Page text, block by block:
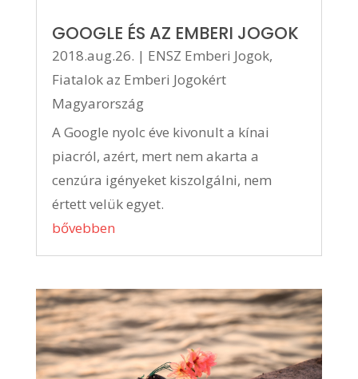
GOOGLE ÉS AZ EMBERI JOGOK
2018.aug.26. | ENSZ Emberi Jogok,
Fiatalok az Emberi Jogokért
Magyarország
A Google nyolc éve kivonult a kínai
piacról, azért, mert nem akarta a
cenzúra igényeket kiszolgálni, nem
értett velük egyet.
bővebben